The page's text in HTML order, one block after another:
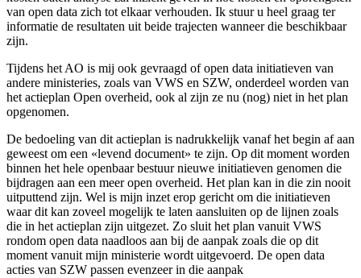
van open data zich tot elkaar verhouden. Ik stuur u heel graag ter
informatie de resultaten uit beide trajecten wanneer die beschikbaar
zijn.
Tijdens het AO is mij ook gevraagd of open data initiatieven van
andere ministeries, zoals van VWS en SZW, onderdeel worden van
het actieplan Open overheid, ook al zijn ze nu (nog) niet in het plan
opgenomen.
De bedoeling van dit actieplan is nadrukkelijk vanaf het begin af aan
geweest om een «levend document» te zijn. Op dit moment worden
binnen het hele openbaar bestuur nieuwe initiatieven genomen die
bijdragen aan een meer open overheid. Het plan kan in die zin nooit
uitputtend zijn. Wel is mijn inzet erop gericht om die initiatieven
waar dit kan zoveel mogelijk te laten aansluiten op de lijnen zoals
die in het actieplan zijn uitgezet. Zo sluit het plan vanuit VWS
rondom open data naadloos aan bij de aanpak zoals die op dit
moment vanuit mijn ministerie wordt uitgevoerd. De open data
acties van SZW passen evenzeer in die aanpak